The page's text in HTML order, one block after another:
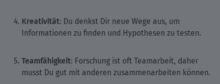
Kreativität: Du denkst Dir neue Wege aus, um
Informationen zu finden und Hypothesen zu testen.
Teamfähigkeit: Forschung ist oft Teamarbeit, daher
musst Du gut mit anderen zusammenarbeiten können.